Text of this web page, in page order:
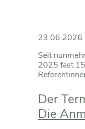
23.06.2026
Seit
2025 fast
Der
Die